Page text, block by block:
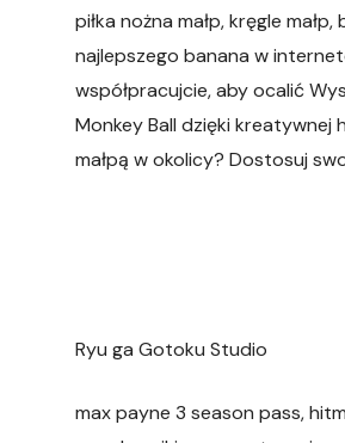
piłka nożna małp, kręgle
najlepszego banana w
współpracujcie, aby ocalić
Monkey Ball dzięki kreatywnej
małpą w okolicy? Dostosuj
Ryu ga Gotoku Studio
max payne 3 season pass,